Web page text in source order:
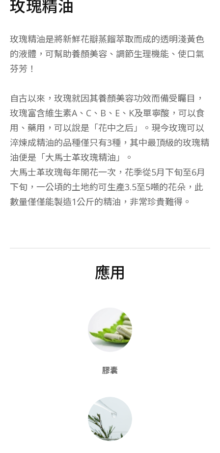
玫瑰精油
玫瑰精油是將新鮮花瓣蒸餾萃取而成的透明淺黃色
的液體，可幫助養顏美容、調節生理機能、使口氣
芬芳！
自古以來，玫瑰就因其養顏美容功效而備受矚目，
玫瑰富含維生素A、C、B、E、K及單寧酸，可以食
用、藥用，可以說是「花中之后」。現今玫瑰可以
淬煉成精油的品種僅只有3種，其中最頂級的玫瑰精
油便是「大馬士革玫瑰精油」。
大馬士革玫瑰每年開花一次，花季從5月下旬至6月
下旬，一公頃的土地約可生產3.5至5噸的花朵，此
數量僅僅能製造1公斤的精油，非常珍貴難得。
應用
膠囊